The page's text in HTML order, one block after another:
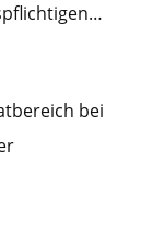
bei